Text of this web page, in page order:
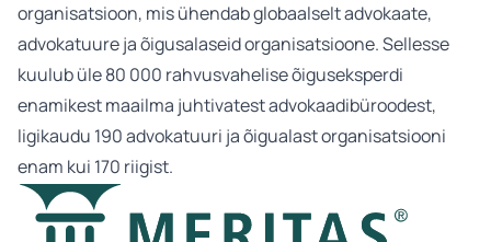
organisatsioon, mis ühendab globaalselt advokaate,
advokatuure ja õigusalaseid organisatsioone. Sellesse
kuulub üle 80 000 rahvusvahelise õiguseksperdi
enamikest maailma juhtivatest advokaadibüroodest,
ligikaudu 190 advokatuuri ja õigualast organisatsiooni
enam kui 170 riigist.